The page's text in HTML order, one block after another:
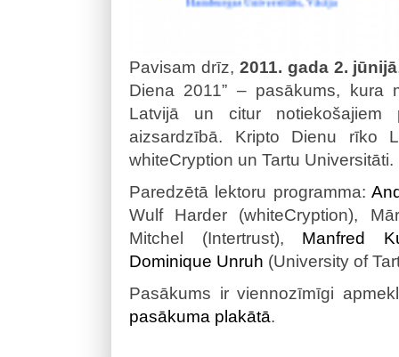
Pavisam drīz, 2011. gada 2. jūnijā
Diena 2011” – pasākums, kura
Latvijā un citur notiekošajiem
aizsardzībā. Kripto Dienu rīko
whiteCryption un Tartu Universitāti.
Paredzētā lektoru programma:
Wulf Harder (whiteCryption),
Mitchel (Intertrust), Manfred
Dominique Unruh (University of
Pasākums ir viennozīmīgi
pasākuma plakātā.